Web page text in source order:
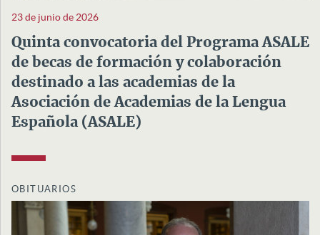
23 de junio de 2026
Quinta convocatoria del Programa ASALE
de becas de formación y colaboración
destinado a las academias de la
Asociación de Academias de la Lengua
Española (ASALE)
OBITUARIOS